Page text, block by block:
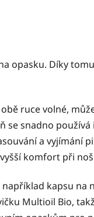
opasku. Díky
ruce volné,
se snadno používá
a vyjímání
komfort při
kapsu na
Multioil Bio,